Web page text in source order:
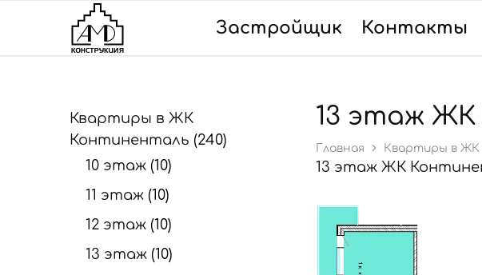
ООО
"АМД
Специализированный
застройщик
Застройщик Контакты
13 этаж
Главная Квартиры в
13 этаж ЖК
Квартиры в ЖК
Континенталь 240
10 этаж 10
11 этаж 10
12 этаж 10
13 этаж 10